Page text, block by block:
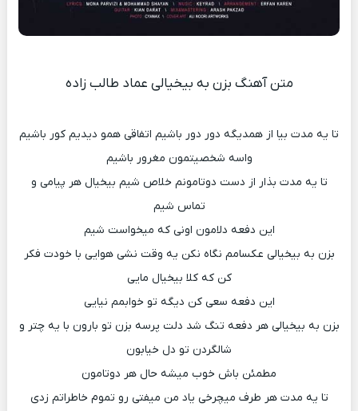
متن آهنگ بزن به بیخیالی عماد طالب زاده
تا یه مدت بیا از همدیگه دور دور باشیم اتفاقی همو دیدیم کور باشیم
واسه شخصیتمون مغرور باشیم
تا یه مدت بذار از دست دوتامونم خلاص شیم بیخیال هر پیامی و
تماس شیم
این دفعه دلامون اونی که میخواست شیم
بزن به بیخیالی عکسامم نگاه نکن یه وقت نشی هوایی با خودت فکر
کن که کلا بیخیال مایی
این دفعه سعی کن دیگه تو خوابمم نیایی
بزن به بیخیالی هر دفعه تنگ شد دلت پرسه بزن تو بارون با یه چتر و
شالگردن تو دل خیابون
مطمئن باش خوب میشه حال هر دوتامون
تا یه مدت هر طرف میچرخی یاد من میفتی رو تموم خاطراتم زدی